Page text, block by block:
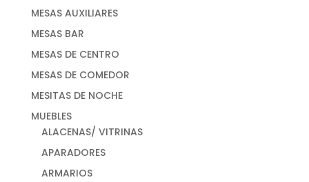
MESAS AUXILIARES
MESAS BAR
MESAS DE CENTRO
MESAS DE COMEDOR
MESITAS DE NOCHE
MUEBLES
ALACENAS/ VITRINAS
APARADORES
ARMARIOS